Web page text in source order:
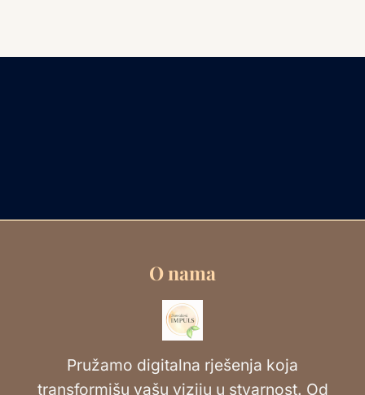
O nama
Pružamo digitalna rješenja koja
transformišu vašu viziju u stvarnost. Od